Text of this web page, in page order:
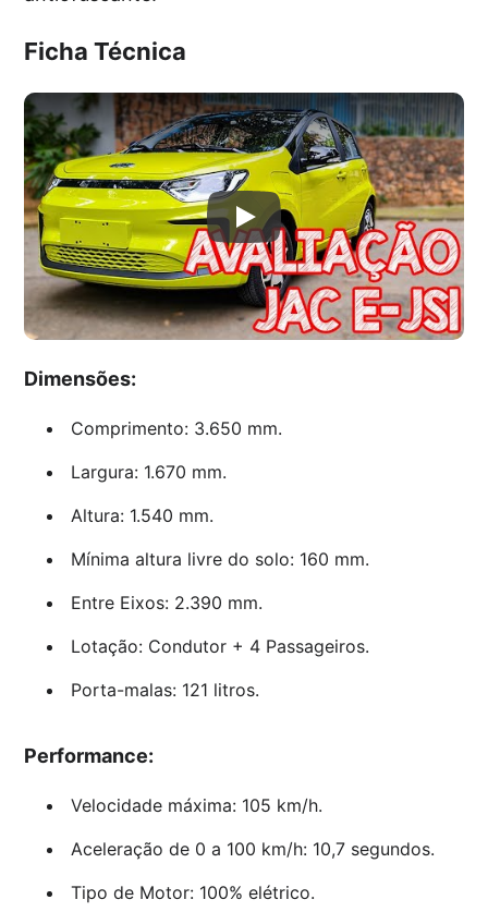
Ficha Técnica
Dimensões:
Comprimento: 3.650 mm.
Largura: 1.670 mm.
Altura: 1.540 mm.
Mínima altura livre do solo: 160 mm.
Entre Eixos: 2.390 mm.
Lotação: Condutor + 4 Passageiros.
Porta-malas: 121 litros.
Performance:
Velocidade máxima: 105 km/h.
Aceleração de 0 a 100 km/h: 10,7 segundos.
Tipo de Motor: 100% elétrico.